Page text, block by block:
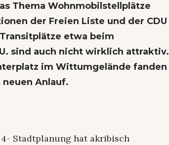
Thema Wohnmobilstellplätze
der Freien Liste und der CDU
etwa beim
sind auch nicht wirklich attraktiv.
im Wittumgelände fanden
Anlauf.
Stadtplanung hat akribisch